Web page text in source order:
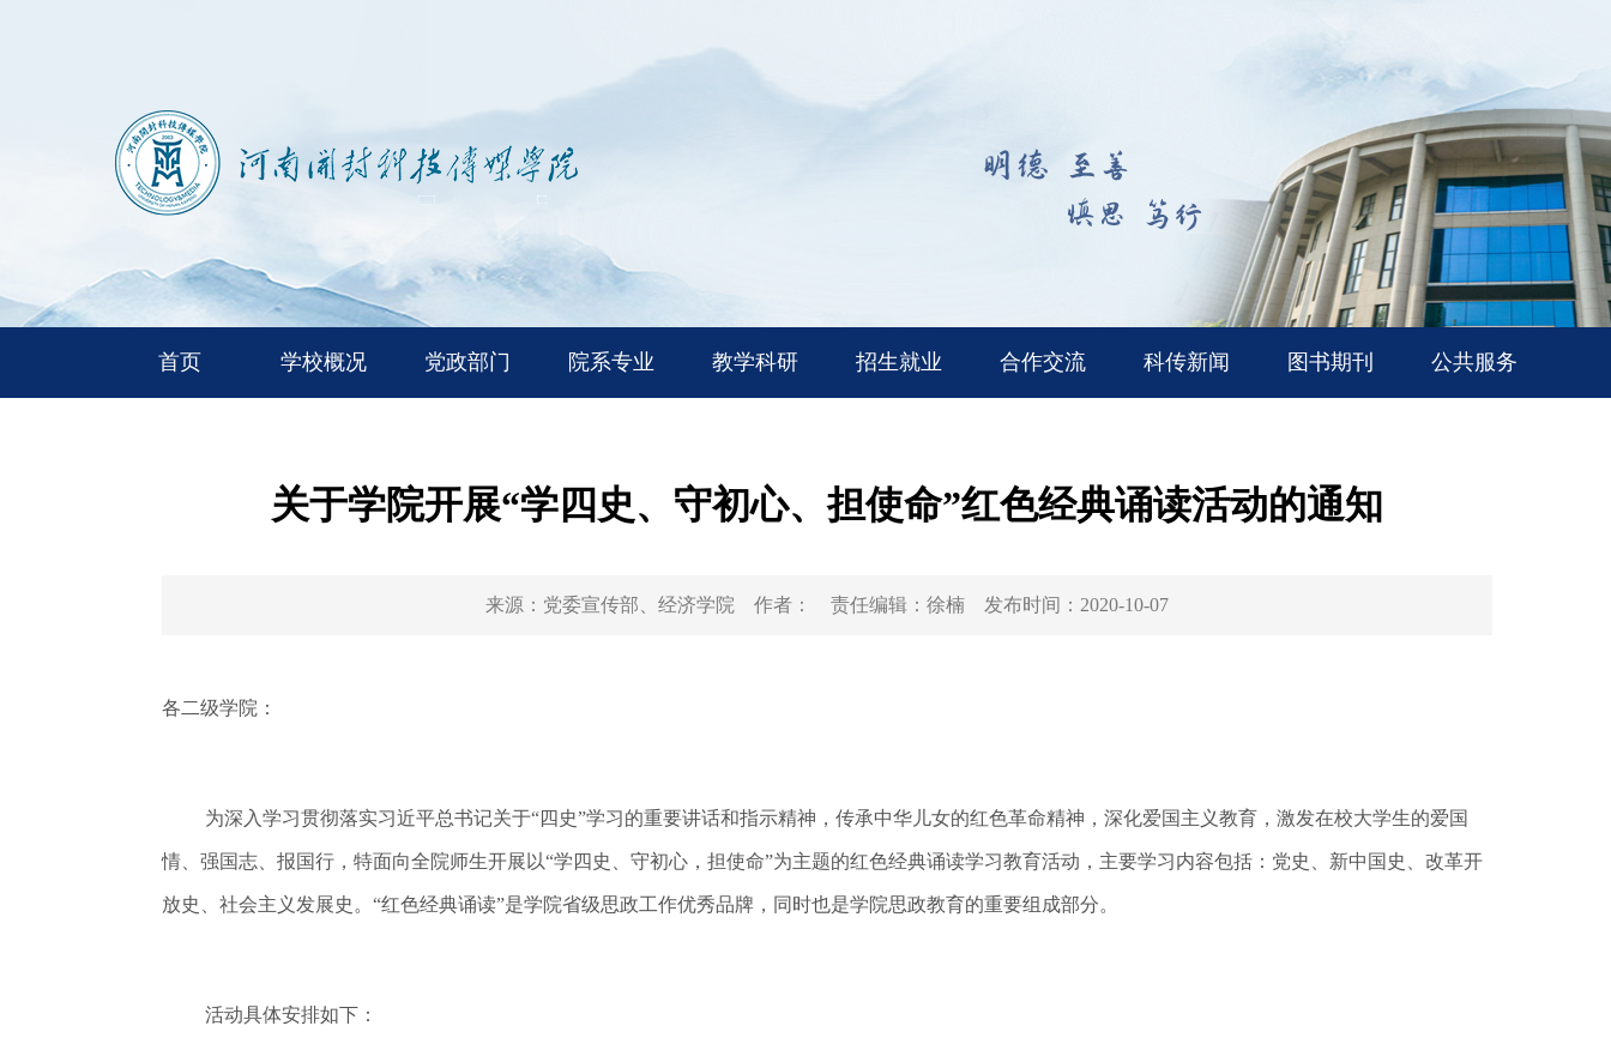
首页 学校概况 党政部门 院系专业 教学科研 招生就业 合作交流 科传新闻 图书期刊 公共服务
关于学院开展“学四史、守初心、担使命”红色经典诵读活动的通知
来源： 党委宣传部、经济学院 作者： 责任编辑： 徐楠 发布时间： 2020-10-07
各二级学院：
为深入学习贯彻落实习近平总书记关于“四史”学习的重要讲话和指示精神，传承中华儿女的红色革命精神，深化爱国主义教育，激发在校大学生的爱国
情、强国志、报国行，特面向全院师生开展以“学四史、守初心，担使命”为主题的红色经典诵读学习教育活动，主要学习内容包括：党史、新中国史、改革开
放史、社会主义发展史。 “红色经典诵读”是学院省级思政工作优秀品牌，同时也是学院思政教育的重要组成部分。
活动具体安排如下：